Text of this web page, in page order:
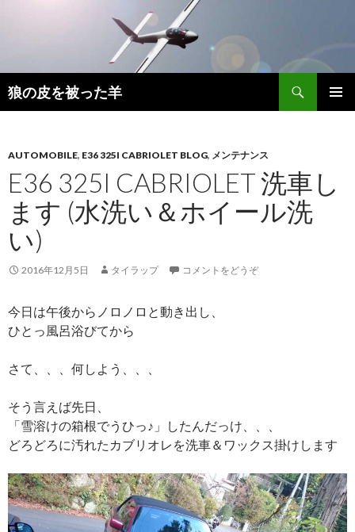
狼の皮を被った羊
検
索
ン
ツ
へ
移
動
AUTOMOBILE, E36 325I CABRIOLET BLOG, メンテナンス
E36 325I CABRIOLET 洗車し
ます (水洗い＆ホイール洗
い)
2016年12月5日 タイラップ コメントをどうぞ
今日は午後からノロノロと動き出し、
ひとっ風呂浴びてから
さて、、、何しよう、、、
そう言えば先日、
「雪溶けの箱根でうひっ♪」したんだっけ、、、
どろどろに汚れたカブリオレを洗車＆ワックス掛けします